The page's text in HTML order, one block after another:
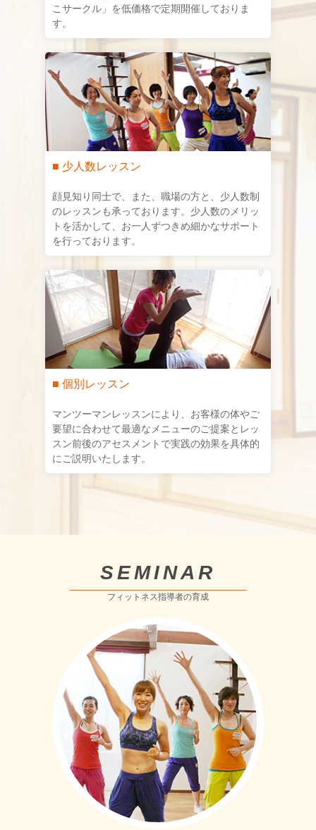
こサークル」を低価格で定期開催しておりま
す。
■ 少人数レッスン
顔見知り同士で、また、職場の方と、少人数制
のレッスンも承っております。少人数のメリッ
トを活かして、お一人ずつきめ細かなサポート
を行っております。
■ 個別レッスン
マンツーマンレッスンにより、お客様の体やご
要望に合わせて最適なメニューのご提案とレッ
スン前後のアセスメントで実践の効果を具体的
にご説明いたします。
SEMINAR
フィットネス指導者の育成